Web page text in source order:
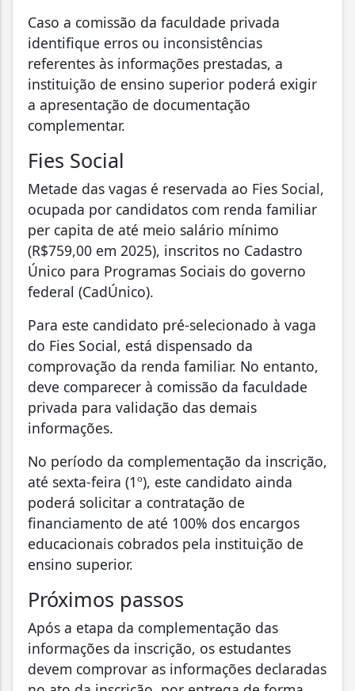
Caso a comissão da faculdade privada
identifique erros ou inconsistências
referentes às informações prestadas, a
instituição de ensino superior poderá exigir
a apresentação de documentação
complementar.
Fies Social
Metade das vagas é reservada ao Fies Social,
ocupada por candidatos com renda familiar
per capita de até meio salário mínimo
(R$759,00 em 2025), inscritos no Cadastro
Único para Programas Sociais do governo
federal (CadÚnico).
Para este candidato pré-selecionado à vaga
do Fies Social, está dispensado da
comprovação da renda familiar. No entanto,
deve comparecer à comissão da faculdade
privada para validação das demais
informações.
No período da complementação da inscrição,
até sexta-feira (1º), este candidato ainda
poderá solicitar a contratação de
financiamento de até 100% dos encargos
educacionais cobrados pela instituição de
ensino superior.
Próximos passos
Após a etapa da complementação das
informações da inscrição, os estudantes
devem comprovar as informações declaradas